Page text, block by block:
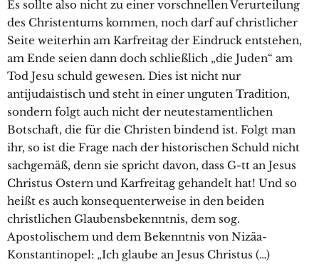
Es sollte also nicht zu einer vorschnellen Verurteilung
des Christentums kommen, noch darf auf christlicher
Seite weiterhin am Karfreitag der Eindruck entstehen,
am Ende seien dann doch schließlich „die Juden“ am
Tod Jesu schuld gewesen. Dies ist nicht nur
antijudaistisch und steht in einer unguten Tradition,
sondern folgt auch nicht der neutestamentlichen
Botschaft, die für die Christen bindend ist. Folgt man
ihr, so ist die Frage nach der historischen Schuld nicht
sachgemäß, denn sie spricht davon, dass G-tt an Jesus
Christus Ostern und Karfreitag gehandelt hat! Und so
heißt es auch konsequenterweise in den beiden
christlichen Glaubensbekenntnis, dem sog.
Apostolischem und dem Bekenntnis von Nizäa-
Konstantinopel: „Ich glaube an Jesus Christus (…)